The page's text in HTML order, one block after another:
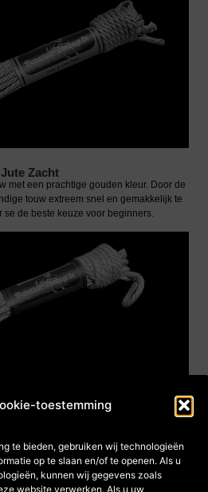
toestemming
te bieden, gebruiken wij technologieën
op te slaan en/of te openen. Als u
kunnen wij gegevens zoals
website verwerken. Als u uw
Jute Zacht
met een prachtige gouden kleur. Door de
touw extreem snel en gemakkelijk te
se de beste keuze voor beginners.
(EU)